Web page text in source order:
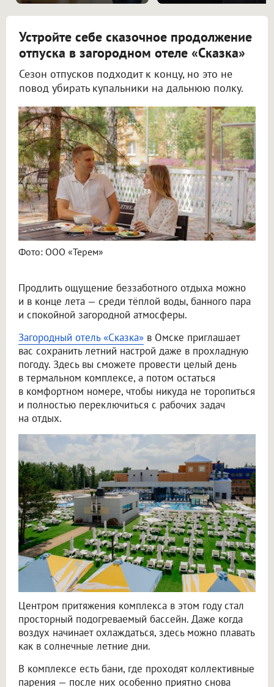
Устройте себе сказочное продолжение
отпуска в загородном отеле «Сказка»
Сезон отпусков подходит к концу, но это не
повод убирать купальники на дальнюю полку.
Фото: ООО «Терем»
Продлить ощущение беззаботного отдыха можно
и в конце лета — среди тёплой воды, банного пара
и спокойной загородной атмосферы.
Загородный отель «Сказка» в Омске приглашает
вас сохранить летний настрой даже в прохладную
погоду. Здесь вы сможете провести целый день
в термальном комплексе, а потом остаться
в комфортном номере, чтобы никуда не торопиться
и полностью переключиться с рабочих задач
на отдых.
Центром притяжения комплекса в этом году стал
просторный подогреваемый бассейн. Даже когда
воздух начинает охлаждаться, здесь можно плавать
как в солнечные летние дни.
В комплексе есть бани, где проходят коллективные
парения — после них особенно приятно снова